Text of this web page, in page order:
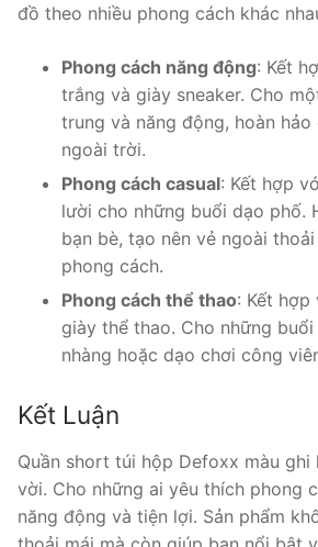
đồ theo nhiều phong cách khác
Phong cách năng động: Kết
trắng và giày sneaker. Cho
trung và năng động, hoàn
ngoài trời.
Phong cách casual: Kết hợp
lười cho những buổi dạo phố.
bạn bè, tạo nên vẻ ngoài
phong cách.
Phong cách thể thao: Kết hợp
giày thể thao. Cho những
nhàng hoặc dạo chơi công
Kết Luận
Quần short túi hộp Defoxx màu ghi
vời. Cho những ai yêu thích phong
năng động và tiện lợi. Sản phẩm